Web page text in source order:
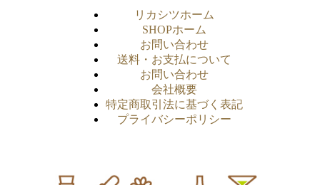
リカシツホーム
SHOPホーム
お問い合わせ
送料・お支払について
お問い合わせ
会社概要
特定商取引法に基づく表記
プライバシーポリシー